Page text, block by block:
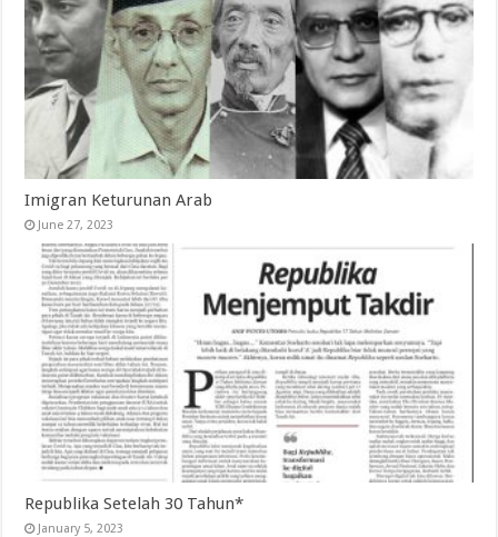
Imigran Keturunan Arab
June 27, 2023
Republika Setelah 30 Tahun*
January 5, 2023